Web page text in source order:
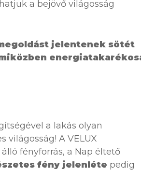
a bejövő világosság
jelentenek sötét
a lakás olyan
világosság! A VELUX
fényforrás, a Nap éltető
fény jelenléte pedig